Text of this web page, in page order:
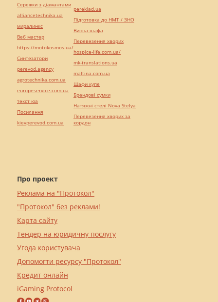
Про проект
Реклама на "Протокол"
"Протокол" без реклами!
Карта сайту
Тендер на юридичну послугу
Угода користувача
Допомогти ресурсу "Протокол"
Кредит онлайн
iGaming Protocol
Сережки з діамантами
alliancetechnika.ua
миралинкс
Веб мастер
https://motokosmos.ua/
Синтезатори
perevod.agency
agrotechnika.com.ua
europeservice.com.ua
текст юа
Посилання
kievperevod.com.ua
pereklad.ua
Підготовка до НМТ / ЗНО
Винна шафа
Перевезення хворих
hospice-life.com.ua/
mk-translations.ua
maltina.com.ua
Шафи купе
Брендові сумки
Натяжні стелі Nova Stelya
Перевезення хворих за
кордон